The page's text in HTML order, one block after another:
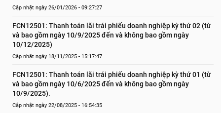
Cập nhật ngày 26/01/2026 - 09:27:27
FCN12501: Thanh toán lãi trái phiếu doanh nghiệp kỳ thứ 02 (từ
và bao gồm ngày 10/9/2025 đến và không bao gồm ngày
10/12/2025)
Cập nhật ngày 18/11/2025 - 15:17:47
FCN12501: Thanh toán lãi trái phiếu doanh nghiệp kỳ thứ 01 (từ
và bao gồm ngày 10/6/2025 đến và không bao gồm ngày
10/9/2025).
Cập nhật ngày 22/08/2025 - 16:54:35